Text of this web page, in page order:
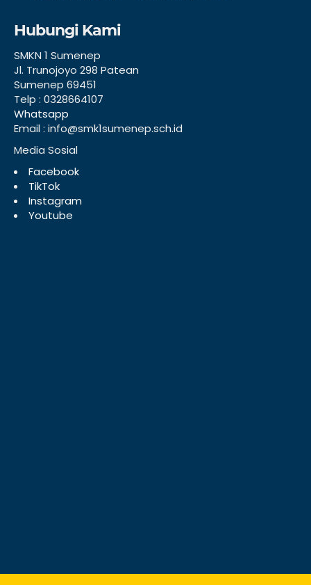
Hubungi Kami
SMKN 1 Sumenep
Jl. Trunojoyo 298 Patean
Sumenep 69451
Telp : 0328664107
Whatsapp
Email : info@smk1sumenep.sch.id
Media Sosial
Facebook
TikTok
Instagram
Youtube